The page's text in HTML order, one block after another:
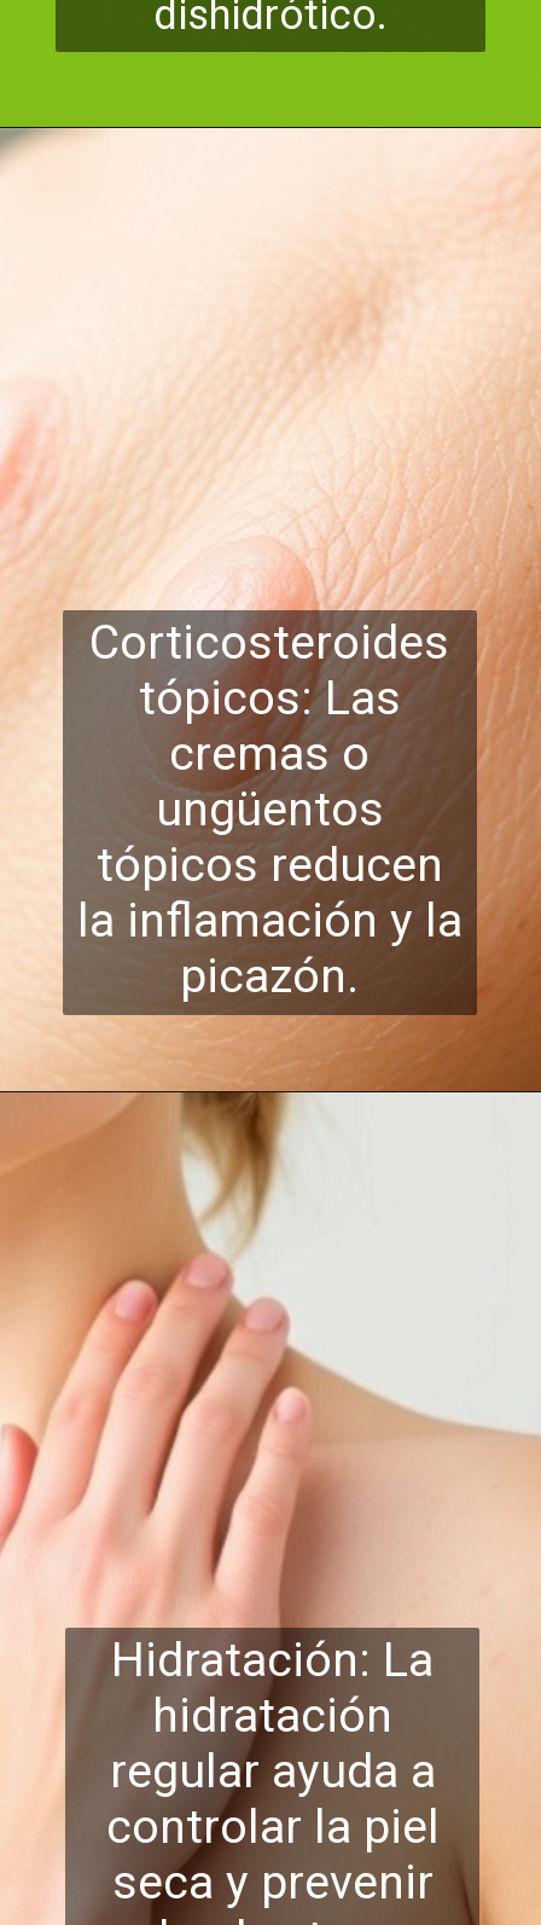
dishidrótico.
Corticosteroides
tópicos: Las
cremas o
ungüentos
tópicos reducen
la inflamación y la
picazón.
Hidratación: La
hidratación
regular ayuda a
controlar la piel
seca y prevenir